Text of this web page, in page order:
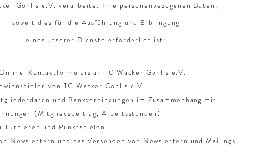
Gohlis e.V. verarbeitet Ihre personenbezogenen Daten,
soweit dies für die Ausführung und Erbringung
eines unserer Dienste erforderlich ist:
Kontaktformulars an TC Wacker Gohlis e.V.
von TC Wacker Gohlis e.V.
und Bankverbindungen im Zusammenhang mit
(Mitgliedsbeitrag, Arbeitsstunden)
Turnieren und Punktspielen
Newslettern und das Versenden von Newslettern und Mailings